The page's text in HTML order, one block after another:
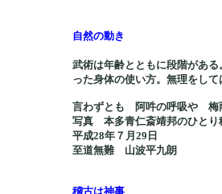
自然の動き
武術は年齢とともに段階があ
った身体の使い方。無理をし
言わずとも 阿吽の呼吸や
写真 本多青仁斎靖邦の
平成28年７月29日
至道無難 山波平九朗
稽古は神事